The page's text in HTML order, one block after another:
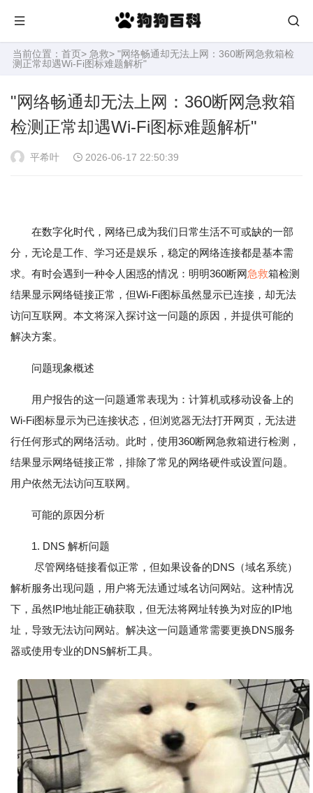
当前位置： 首页> 急救> "网络畅通却无法上网：360断网急救箱检
测正常却遇Wi-Fi图标难题解析"
"网络畅通却无法上网：360断网急救箱
检测正常却遇Wi-Fi图标难题解析"
平希叶 2026-06-17 22:50:39
在数字化时代，网络已成为我们日常生活不可或缺的一部
分，无论是工作、学习还是娱乐，稳定的网络连接都是基本需
求。有时会遇到一种令人困惑的情况：明明360断网急救箱检测
结果显示网络链接正常，但Wi-Fi图标虽然显示已连接，却无法
访问互联网。本文将深入探讨这一问题的原因，并提供可能的
解决方案。
问题现象概述
用户报告的这一问题通常表现为：计算机或移动设备上的
Wi-Fi图标显示为已连接状态，但浏览器无法打开网页，无法进
行任何形式的网络活动。此时，使用360断网急救箱进行检测，
结果显示网络链接正常，排除了常见的网络硬件或设置问题。
用户依然无法访问互联网。
可能的原因分析
1. DNS 解析问题
尽管网络链接看似正常，但如果设备的DNS（域名系统）
解析服务出现问题，用户将无法通过域名访问网站。这种情况
下，虽然IP地址能正确获取，但无法将网址转换为对应的IP地
址，导致无法访问网站。解决这一问题通常需要更换DNS服务
器或使用专业的DNS解析工具。